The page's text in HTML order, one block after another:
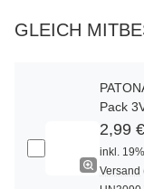
GLEICH
Pack
2,99 €
inkl.
Versand